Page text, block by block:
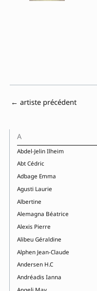
← artiste précédent
A
Abdel-Jelin Ilheim
Abt Cédric
Adbage Emma
Agusti Laurie
Albertine
Alemagna Béatrice
Alexis Pierre
Alibeu Géraldine
Alphen Jean-Claude
Andersen H.C
Andréadis Ianna